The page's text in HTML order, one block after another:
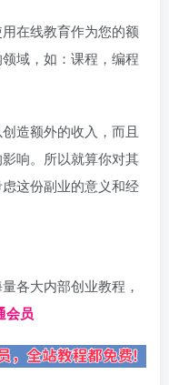
在线教育作为您的额
域，如：课程，编程
造额外的收入，而且
响。所以就算你对其
这份副业的意义和经
各大内部创业教程，
会员